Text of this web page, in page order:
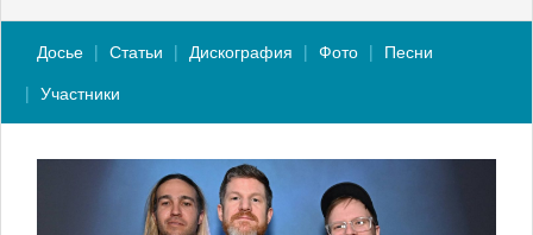
Досье Статьи Дискография Фото
Песни
Участники